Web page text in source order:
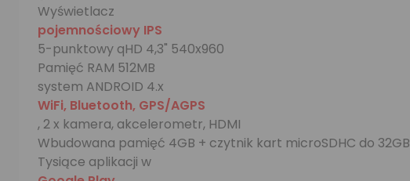
Wyświetlacz
pojemnościowy IPS
5-punktowy qHD 4,3" 540x960
Pamięć RAM 512MB
system ANDROID 4.x
WiFi, Bluetooth, GPS/AGPS
, 2 x kamera, akcelerometr, HDMI
Wbudowana pamięć 4GB + czytnik kart microSDHC do 32GB
Tysiące aplikacji w